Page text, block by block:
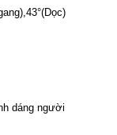
dáng người